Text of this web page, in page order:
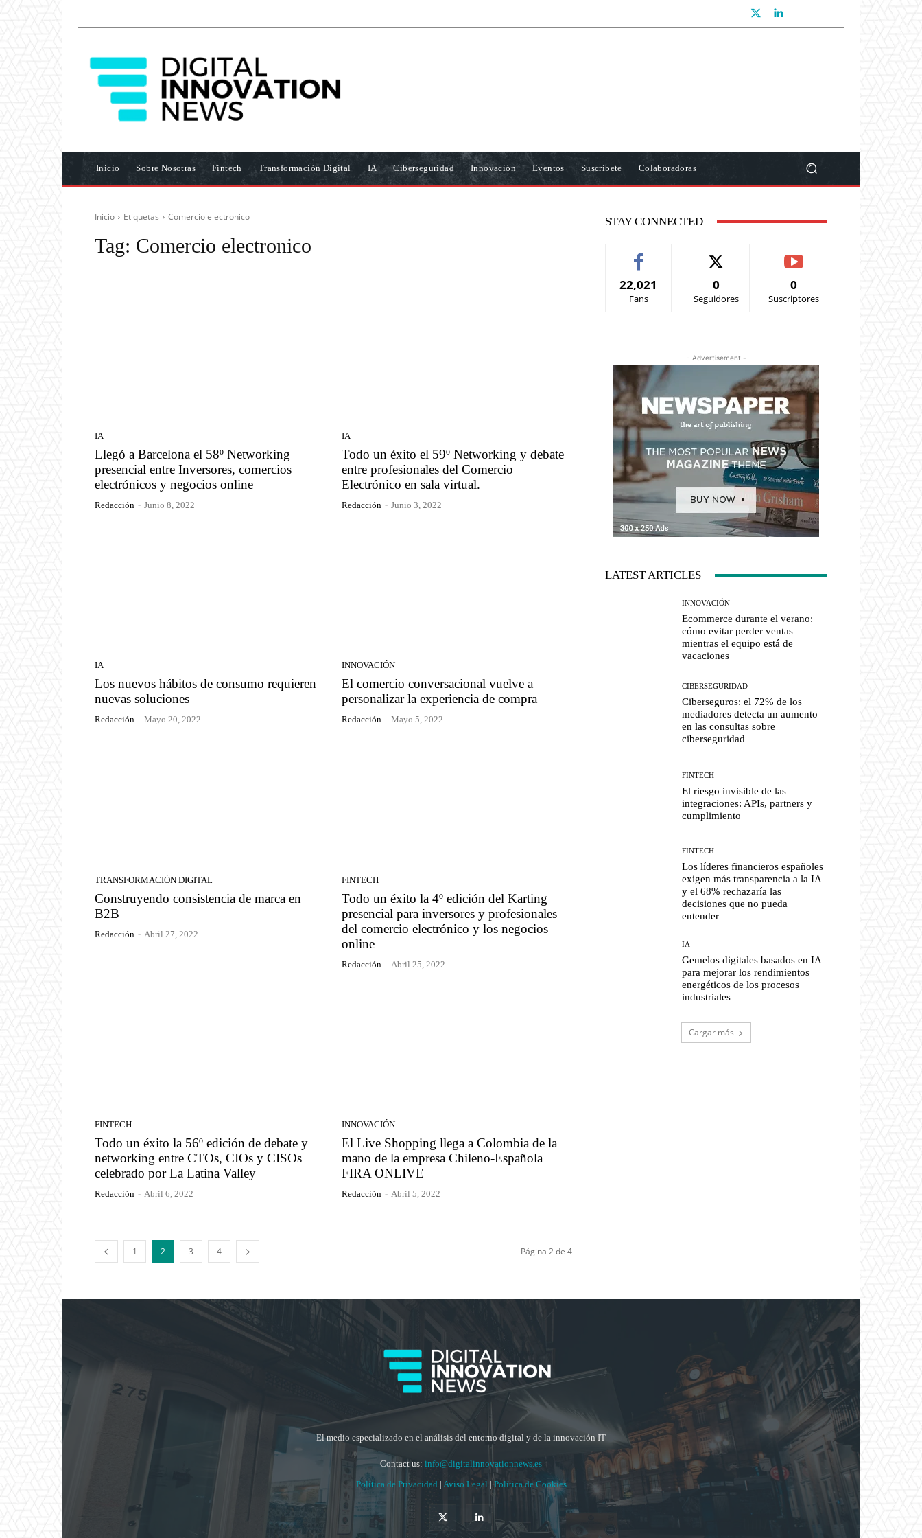
Inicio Sobre Nosotras Fintech Transformación Digital IA Ciberseguridad Innovación Eventos Suscríbete Colaboradoras
Inicio Etiquetas Comercio electronico
Tag: Comercio electronico
IA
Llegó a Barcelona el 58º Networking
presencial entre Inversores, comercios
electrónicos y negocios online
Redacción - Junio 8, 2022
IA
Todo un éxito el 59º Networking y debate
entre profesionales del Comercio
Electrónico en sala virtual.
Redacción - Junio 3, 2022
IA
Los nuevos hábitos de consumo requieren
nuevas soluciones
Redacción - Mayo 20, 2022
INNOVACIÓN
El comercio conversacional vuelve a
personalizar la experiencia de compra
Redacción - Mayo 5, 2022
TRANSFORMACIÓN DIGITAL
Construyendo consistencia de marca en
B2B
Redacción - Abril 27, 2022
FINTECH
Todo un éxito la 4º edición del Karting
presencial para inversores y profesionales
del comercio electrónico y los negocios
online
Redacción - Abril 25, 2022
FINTECH
Todo un éxito la 56º edición de debate y
networking entre CTOs, CIOs y CISOs
celebrado por La Latina Valley
Redacción - Abril 6, 2022
INNOVACIÓN
El Live Shopping llega a Colombia de la
mano de la empresa Chileno-Española
FIRA ONLIVE
Redacción - Abril 5, 2022
1 2 3 4 Página 2 de 4
STAY CONNECTED
22,021
Fans
0
Seguidores
0
Suscriptores
- Advertisement -
LATEST ARTICLES
INNOVACIÓN
Ecommerce durante el verano:
cómo evitar perder ventas
mientras el equipo está de
vacaciones
CIBERSEGURIDAD
Ciberseguros: el 72% de los
mediadores detecta un aumento
en las consultas sobre
ciberseguridad
FINTECH
El riesgo invisible de las
integraciones: APIs, partners y
cumplimiento
FINTECH
Los líderes financieros españoles
exigen más transparencia a la IA
y el 68% rechazaría las
decisiones que no pueda
entender
IA
Gemelos digitales basados en IA
para mejorar los rendimientos
energéticos de los procesos
industriales
Cargar más
El medio especializado en el análisis del entorno digital y de la innovación IT
Contact us: info@digitalinnovationnews.es
Política de Privacidad | Aviso Legal |Política de Cookies